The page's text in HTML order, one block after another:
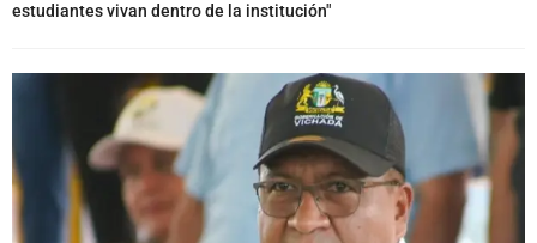
estudiantes vivan dentro de la institución"